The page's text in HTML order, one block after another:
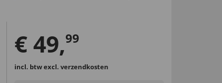
€49,99
incl. btwexcl. verzendkosten